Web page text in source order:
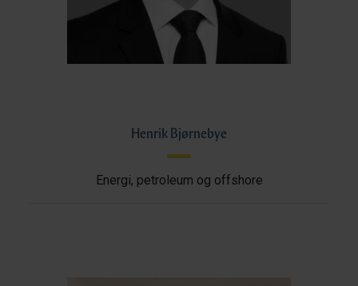
Henrik Bjørnebye
Energi, petroleum og offshore